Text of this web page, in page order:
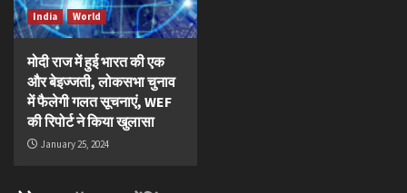
India World
मोदी राज में हुई भारत की एक
और बेइज्जती, लोकसभा चुनाव
में फैलेगी गलत सूचनाएं, WEF
की रिपोर्ट ने किया खुलासा
January 25, 2024